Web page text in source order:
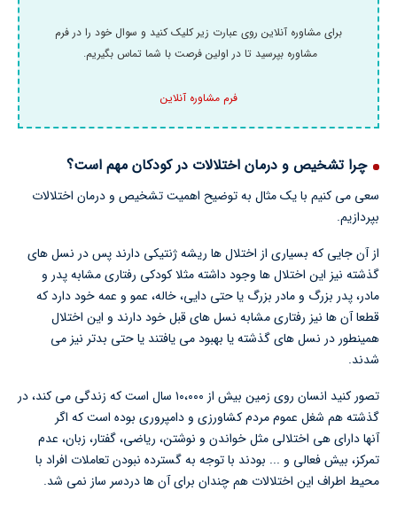
برای مشاوره آنلاین روی عبارت زیر کلیک کنید و سوال خود را در فرم
مشاوره بپرسید تا در اولین فرصت با شما تماس بگیریم.
فرم مشاوره آنلاین
چرا تشخیص و درمان اختلالات در کودکان مهم است؟
سعی می کنیم با یک مثال به توضیح اهمیت تشخیص و درمان اختلالات
بپردازیم.
از آن جایی که بسیاری از اختلال ها ریشه ژنتیکی دارند پس در نسل های
گذشته نیز این اختلال ها وجود داشته مثلا کودکی رفتاری مشابه پدر و
مادر، پدر بزرگ و مادر بزرگ یا حتی دایی، خاله، عمو و عمه خود دارد که
قطعا آن ها نیز رفتاری مشابه نسل های قبل خود دارند و این اختلال
همینطور در نسل های گذشته یا بهبود می یافتند یا حتی بدتر نیز می
شدند.
تصور کنید انسان روی زمین بیش از ۱۰،۰۰۰ سال است که زندگی می کند، در
گذشته هم شغل عموم مردم کشاورزی و دامپروری بوده است که اگر
آنها دارای هی اختلالی مثل خواندن و نوشتن، ریاضی، گفتار، زبان، عدم
تمرکز، بیش فعالی و ... بودند با توجه به گسترده نبودن تعاملات افراد با
محیط اطراف این اختلالات هم چندان برای آن ها دردسر ساز نمی شد.